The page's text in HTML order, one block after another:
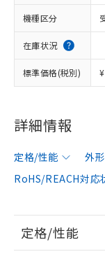
機種区分
在庫状況
標準価格(税別)
詳細情報
定格/性能 外
RoHS/REACH対応
定格/性能